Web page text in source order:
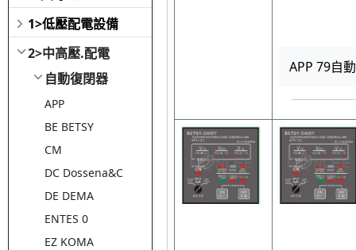
1>低壓配電設備
2>中高壓.配電
自動復閉器
APP
BE BETSY
CM
DC Dossena&C
DE DEMA
ENTES 0
EZ KOMA
APP 79自